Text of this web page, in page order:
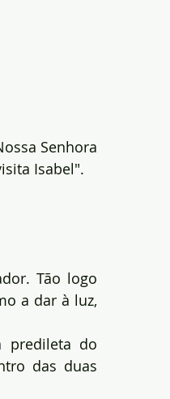
Senhora
Isabel".
Tão logo
a dar à luz,
predileta do
das duas